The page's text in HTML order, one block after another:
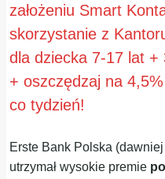
założeniu Smart
skorzystanie z
dla dziecka 7-17 lat +
+ oszczędzaj na
co tydzień!
Erste Bank Polska
utrzymał wysokie premie